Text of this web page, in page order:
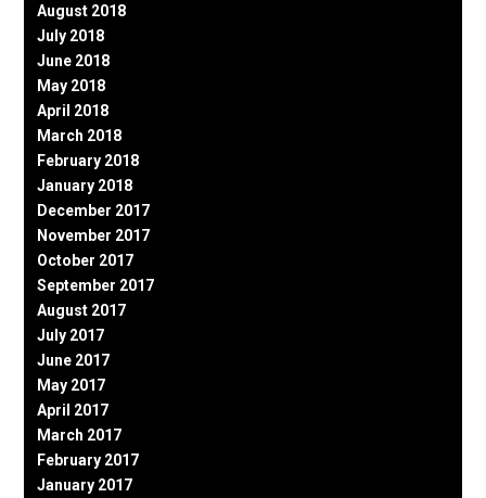
August 2018
July 2018
June 2018
May 2018
April 2018
March 2018
February 2018
January 2018
December 2017
November 2017
October 2017
September 2017
August 2017
July 2017
June 2017
May 2017
April 2017
March 2017
February 2017
January 2017